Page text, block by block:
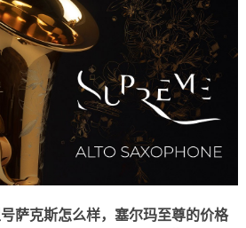
萨克斯怎么样，塞尔玛至尊的价格